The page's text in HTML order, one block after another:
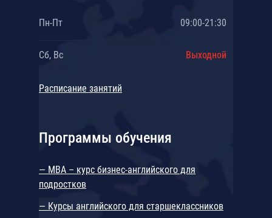
— MBA – курс бизнес-английского для
подростков
— Курсы английского для старшеклассников
Программы обучения
Пн-Пт
Сб, Вс
09:00-21:30
Расписание занятий
Выходной